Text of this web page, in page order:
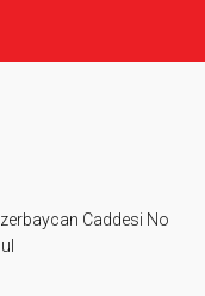
Caddesi No